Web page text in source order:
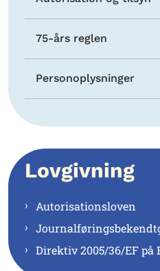
75-års reglen
Personoplysninger
Lovgivning
Autorisationsloven
Direktiv 2005/36/EF på